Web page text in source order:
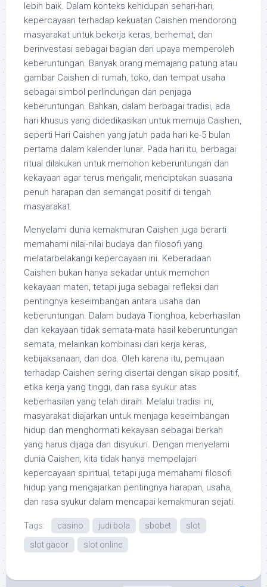
lebih baik. Dalam konteks kehidupan sehari-hari,
kepercayaan terhadap kekuatan Caishen mendorong
masyarakat untuk bekerja keras, berhemat, dan
berinvestasi sebagai bagian dari upaya memperoleh
keberuntungan. Banyak orang memajang patung atau
gambar Caishen di rumah, toko, dan tempat usaha
sebagai simbol perlindungan dan penjaga
keberuntungan. Bahkan, dalam berbagai tradisi, ada
hari khusus yang didedikasikan untuk memuja Caishen,
seperti Hari Caishen yang jatuh pada hari ke-5 bulan
pertama dalam kalender lunar. Pada hari itu, berbagai
ritual dilakukan untuk memohon keberuntungan dan
kekayaan agar terus mengalir, menciptakan suasana
penuh harapan dan semangat positif di tengah
masyarakat.
Menyelami dunia kemakmuran Caishen juga berarti
memahami nilai-nilai budaya dan filosofi yang
melatarbelakangi kepercayaan ini. Keberadaan
Caishen bukan hanya sekadar untuk memohon
kekayaan materi, tetapi juga sebagai refleksi dari
pentingnya keseimbangan antara usaha dan
keberuntungan. Dalam budaya Tionghoa, keberhasilan
dan kekayaan tidak semata-mata hasil keberuntungan
semata, melainkan kombinasi dari kerja keras,
kebijaksanaan, dan doa. Oleh karena itu, pemujaan
terhadap Caishen sering disertai dengan sikap positif,
etika kerja yang tinggi, dan rasa syukur atas
keberhasilan yang telah diraih. Melalui tradisi ini,
masyarakat diajarkan untuk menjaga keseimbangan
hidup dan menghormati kekayaan sebagai berkah
yang harus dijaga dan disyukuri. Dengan menyelami
dunia Caishen, kita tidak hanya mempelajari
kepercayaan spiritual, tetapi juga memahami filosofi
hidup yang mengajarkan pentingnya harapan, usaha,
dan rasa syukur dalam mencapai kemakmuran sejati.
Tags: casino judi bola sbobet
slot
slot gacor
slot online